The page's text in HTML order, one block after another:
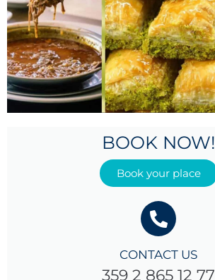
BOOK NOW!
Book your place
CONTACT US
359 2 865 12 77